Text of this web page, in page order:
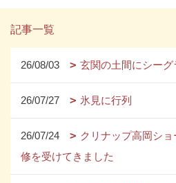
記事一覧
26/08/03 玄関の土間にシー
26/07/27 氷見に行列
26/07/24
クリナップ高岡シ
修を受けてきました